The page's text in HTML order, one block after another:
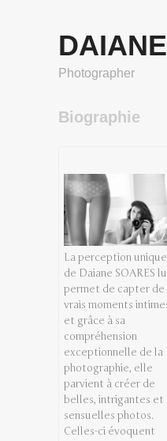
Photographer
Biographie
La perception unique
de Daiane SOARES
permet de capter de
vrais moments
et grâce à sa
compréhension
exceptionnelle de la
photographie, elle
parvient à créer de
belles, intrigantes et
sensuelles photos.
Celles-ci évoquent